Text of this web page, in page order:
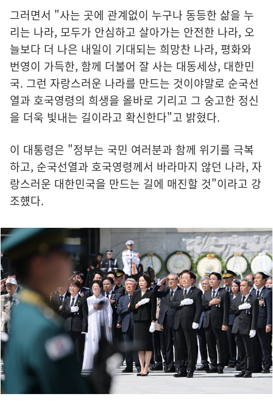
그러면서 "사는 곳에 관계없이 누구나 동등한 삶을 누
리는 나라, 모두가 안심하고 살아가는 안전한 나라, 오
늘보다 더 나은 내일이 기대되는 희망찬 나라, 평화와
번영이 가득한, 함께 더불어 잘 사는 대동세상, 대한민
국. 그런 자랑스러운 나라를 만드는 것이야말로 순국선
열과 호국영령의 희생을 올바로 기리고 그 숭고한 정신
을 더욱 빛내는 길이라고 확신한다"고 밝혔다.
이 대통령은 "정부는 국민 여러분과 함께 위기를 극복
하고, 순국선열과 호국영령께서 바라마지 않던 나라, 자
랑스러운 대한민국을 만드는 길에 매진할 것"이라고 강
조헀다.